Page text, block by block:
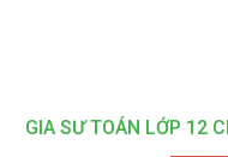
GIA SƯ TOÁN LỚP 12